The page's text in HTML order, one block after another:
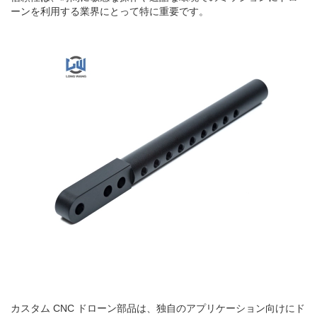
ーンを利用する業界にとって特に重要です。
カスタム CNC ドローン部品は、独自のアプリケーション向けにド